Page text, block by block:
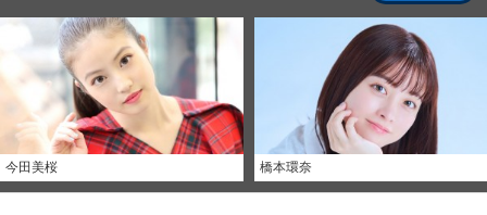
今田美桜 橋本環奈